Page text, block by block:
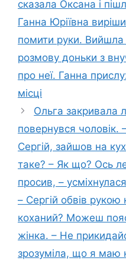
сказала Оксана і
Ганна Юріївна
помити руки. Вийшла
розмову доньки з
про неї. Ганна
місці
Ольга закривала
повернувся чоловік.
Сергій, зайшов на
таке? – Як що? Ось
просив, –
– Сергій обвів
коханий? Можеш
жінка. – Не
зрозуміла, що я маю